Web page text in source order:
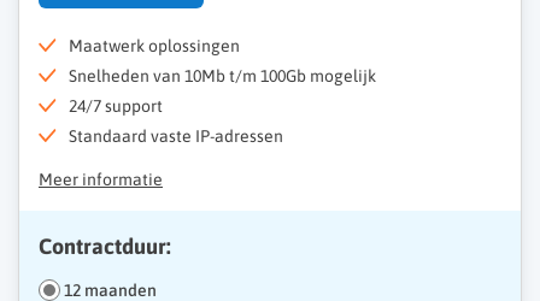
Maatwerk oplossingen
Snelheden van 10Mb t/m 100Gb mogelijk
24/7 support
Standaard vaste IP-adressen
Meer informatie
Contractduur:
12 maanden